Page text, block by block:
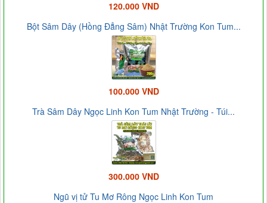
120.000 VND
Bột Sâm Dây (Hồng Đẳng Sâm) Nhật Trường Kon Tum...
100.000 VND
Trà Sâm Dây Ngọc Linh Kon Tum Nhật Trường - Túi...
300.000 VND
Ngũ vị tử Tu Mơ Rông Ngọc Linh Kon Tum